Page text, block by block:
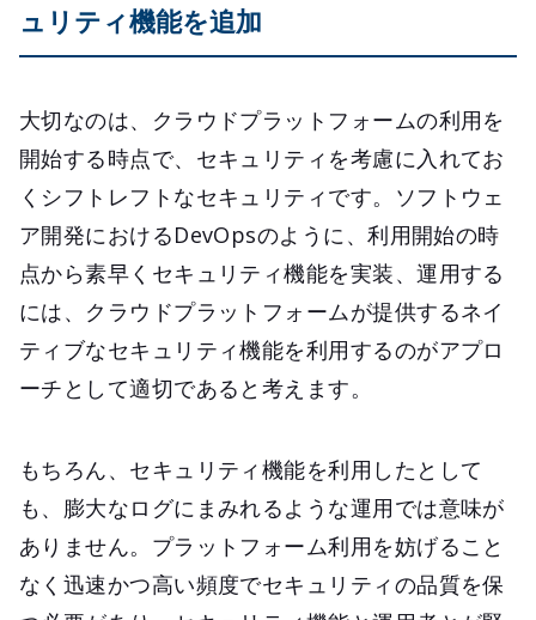
ュリティ機能を追加
大切なのは、クラウドプラットフォームの利用を
開始する時点で、セキュリティを考慮に入れてお
くシフトレフトなセキュリティです。ソフトウェ
ア開発におけるDevOpsのように、利用開始の時
点から素早くセキュリティ機能を実装、運用する
には、クラウドプラットフォームが提供するネイ
ティブなセキュリティ機能を利用するのがアプロ
ーチとして適切であると考えます。
もちろん、セキュリティ機能を利用したとして
も、膨大なログにまみれるような運用では意味が
ありません。プラットフォーム利用を妨げること
なく迅速かつ高い頻度でセキュリティの品質を保